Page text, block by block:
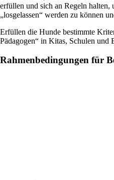
erfüllen und sich an Regeln
„losgelassen“ werden zu können
Erfüllen die Hunde bestimmte
Pädagogen“ in Kitas, Schulen und
Rahmenbedingungen für